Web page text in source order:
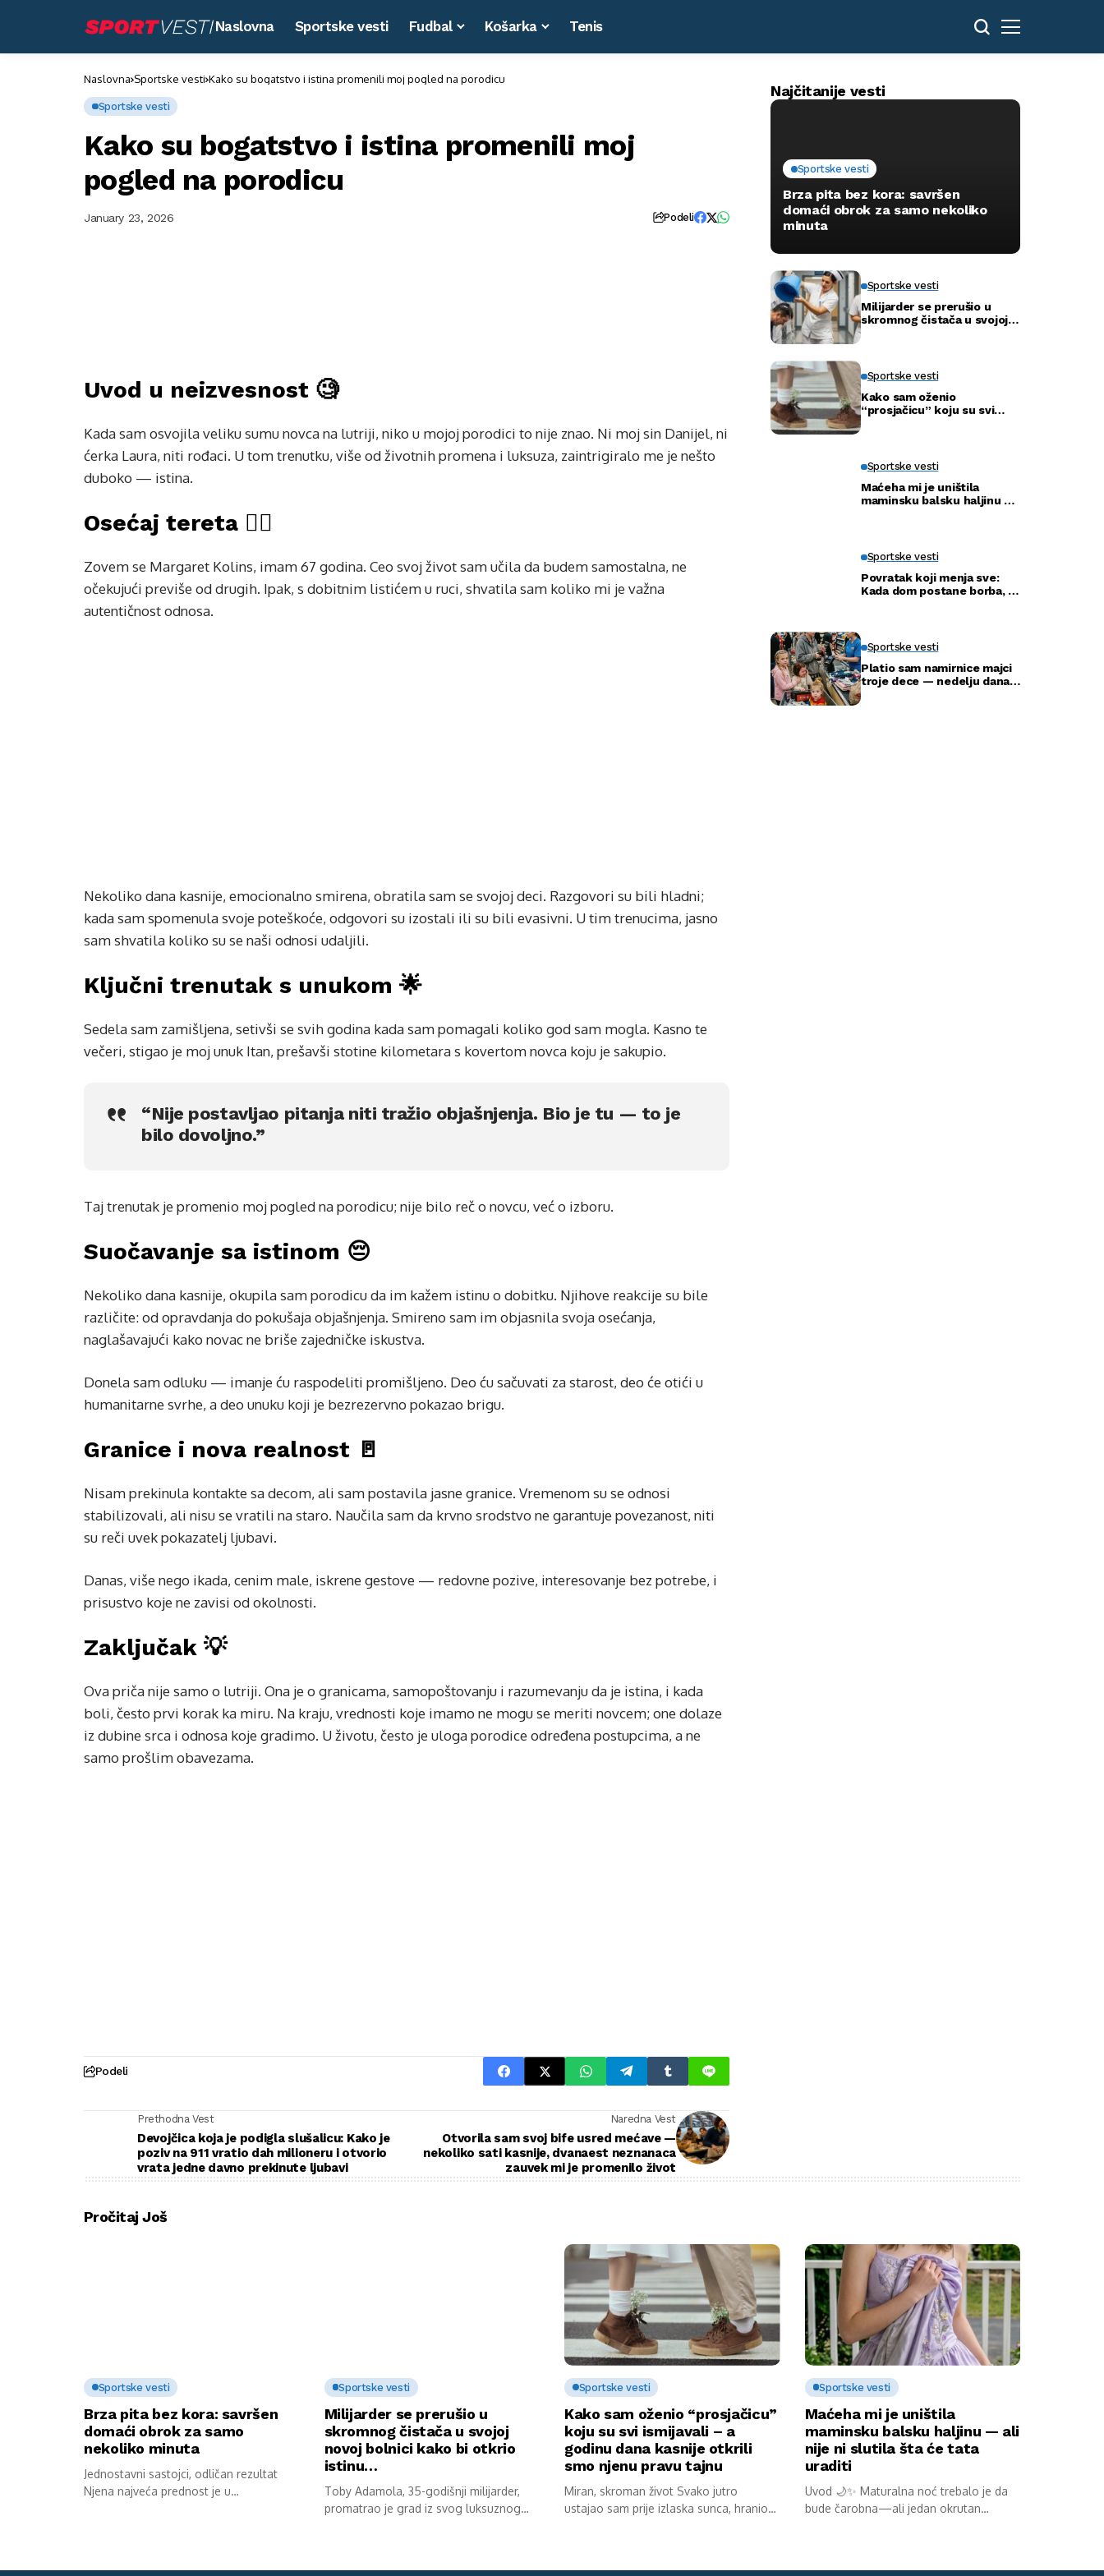
Naslovna Sportske vesti Fudbal Košarka Tenis
Naslovna Sportske vesti Kako su bogatstvo i istina promenili moj pogled na porodicu
Sportske vesti
Kako su bogatstvo i istina promenili moj
pogled na porodicu
January 23, 2026 Podeli
Uvod u neizvesnost 🧐
Kada sam osvojila veliku sumu novca na lutriji, niko u mojoj porodici to nije znao. Ni moj sin Danijel, ni
ćerka Laura, niti rođaci. U tom trenutku, više od životnih promena i luksuza, zaintrigiralo me je nešto
duboko — istina.
Osećaj tereta 🏋️‍♀️
Zovem se Margaret Kolins, imam 67 godina. Ceo svoj život sam učila da budem samostalna, ne
očekujući previše od drugih. Ipak, s dobitnim listićem u ruci, shvatila sam koliko mi je važna
autentičnost odnosa.
Nekoliko dana kasnije, emocionalno smirena, obratila sam se svojoj deci. Razgovori su bili hladni;
kada sam spomenula svoje poteškoće, odgovori su izostali ili su bili evasivni. U tim trenucima, jasno
sam shvatila koliko su se naši odnosi udaljili.
Ključni trenutak s unukom 🌟
Sedela sam zamišljena, setivši se svih godina kada sam pomagali koliko god sam mogla. Kasno te
večeri, stigao je moj unuk Itan, prešavši stotine kilometara s kovertom novca koju je sakupio.
“Nije postavljao pitanja niti tražio objašnjenja. Bio je tu — to je
bilo dovoljno.”
Taj trenutak je promenio moj pogled na porodicu; nije bilo reč o novcu, već o izboru.
Suočavanje sa istinom 😔
Nekoliko dana kasnije, okupila sam porodicu da im kažem istinu o dobitku. Njihove reakcije su bile
različite: od opravdanja do pokušaja objašnjenja. Smireno sam im objasnila svoja osećanja,
naglašavajući kako novac ne briše zajedničke iskustva.
Donela sam odluku — imanje ću raspodeliti promišljeno. Deo ću sačuvati za starost, deo će otići u
humanitarne svrhe, a deo unuku koji je bezrezervno pokazao brigu.
Granice i nova realnost 🚪
Nisam prekinula kontakte sa decom, ali sam postavila jasne granice. Vremenom su se odnosi
stabilizovali, ali nisu se vratili na staro. Naučila sam da krvno srodstvo ne garantuje povezanost, niti
su reči uvek pokazatelj ljubavi.
Danas, više nego ikada, cenim male, iskrene gestove — redovne pozive, interesovanje bez potrebe, i
prisustvo koje ne zavisi od okolnosti.
Zaključak 💡
Ova priča nije samo o lutriji. Ona je o granicama, samopoštovanju i razumevanju da je istina, i kada
boli, često prvi korak ka miru. Na kraju, vrednosti koje imamo ne mogu se meriti novcem; one dolaze
iz dubine srca i odnosa koje gradimo. U životu, često je uloga porodice određena postupcima, a ne
samo prošlim obavezama.
Podeli
Prethodna Vest
Devojčica koja je podigla slušalicu: Kako je
poziv na 911 vratio dah milioneru i otvorio
vrata jedne davno prekinute ljubavi
Naredna Vest
Otvorila sam svoj bife usred mećave —
nekoliko sati kasnije, dvanaest neznanaca
zauvek mi je promenilo život
Najčitanije vesti
Sportske vesti
Brza pita bez kora: savršen
domaći obrok za samo nekoliko
minuta
Sportske vesti
Milijarder se prerušio u
skromnog čistača u svojoj
Sportske vesti
Kako sam oženio
“prosjačicu” koju su svi
Sportske vesti
Maćeha mi je uništila
maminsku balsku haljinu —
Sportske vesti
Povratak koji menja sve:
Kada dom postane borba, a
Sportske vesti
Platio sam namirnice majci
troje dece — nedelju dana
Pročitaj Još
Sportske vesti
Brza pita bez kora: savršen
domaći obrok za samo
nekoliko minuta
Jednostavni sastojci, odličan rezultat
Njena najveća prednost je u
Sportske vesti
Milijarder se prerušio u
skromnog čistača u svojoj
novoj bolnici kako bi otkrio
istinu…
Toby Adamola, 35-godišnji milijarder,
promatrao je grad iz svog luksuznog
Sportske vesti
Kako sam oženio “prosjačicu”
koju su svi ismijavali – a
godinu dana kasnije otkrili
smo njenu pravu tajnu
Miran, skroman život Svako jutro
ustajao sam prije izlaska sunca, hranio
Sportske vesti
Maćeha mi je uništila
maminsku balsku haljinu — ali
nije ni slutila šta će tata
uraditi
Uvod 🌙✨ Maturalna noć trebalo je da
bude čarobna—ali jedan okrutan